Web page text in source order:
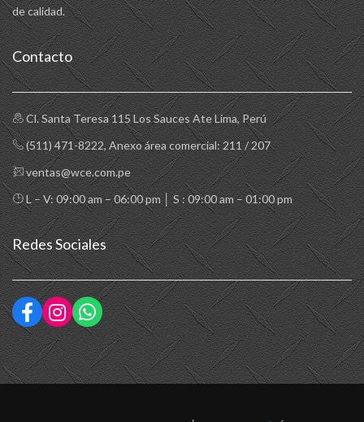
de calidad.
Contacto
Cl. Santa Teresa 115 Los Sauces Ate Lima, Perú
(511) 471-8222, Anexo área comercial: 211 / 207
ventas@wce.com.pe
L – V: 09:00 am – 06:00 pm │ S : 09:00 am – 01:00 pm
Redes Sociales